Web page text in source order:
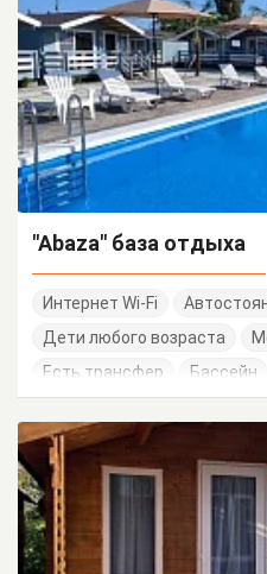
"Abaza" база отдыха
Интернет Wi-Fi
Дети любого возраста
Есть трансфер
Бассейн